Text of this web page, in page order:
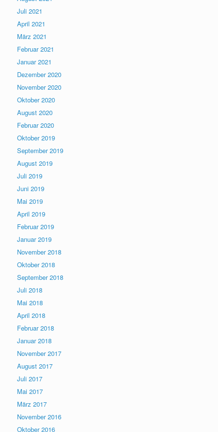
Juli 2021
April 2021
März 2021
Februar 2021
Januar 2021
Dezember 2020
November 2020
Oktober 2020
August 2020
Februar 2020
Oktober 2019
September 2019
August 2019
Juli 2019
Juni 2019
Mai 2019
April 2019
Februar 2019
Januar 2019
November 2018
Oktober 2018
September 2018
Juli 2018
Mai 2018
April 2018
Februar 2018
Januar 2018
November 2017
August 2017
Juli 2017
Mai 2017
März 2017
November 2016
Oktober 2016